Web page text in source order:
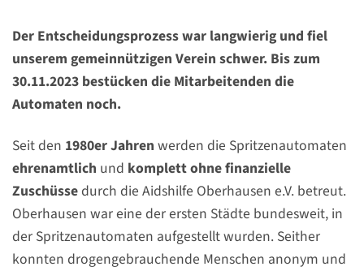
Der Entscheidungsprozess war langwierig und fiel
unserem gemeinnützigen Verein schwer. Bis zum
30.11.2023 bestücken die Mitarbeitenden die
Automaten noch.
Seit den 1980er Jahren werden die Spritzenautomaten
ehrenamtlich und komplett ohne finanzielle
Zuschüssedurch die Aidshilfe Oberhausen e.V. betreut.
Oberhausen war eine der ersten Städte bundesweit, in
der Spritzenautomaten aufgestellt wurden. Seither
konnten drogengebrauchende Menschen anonym und